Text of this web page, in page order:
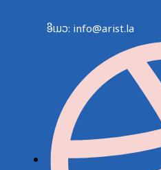
ອີເມວ: info@arist.la